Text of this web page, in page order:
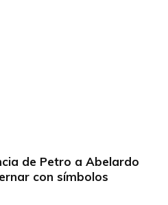
de Petro a Abelardo
con símbolos